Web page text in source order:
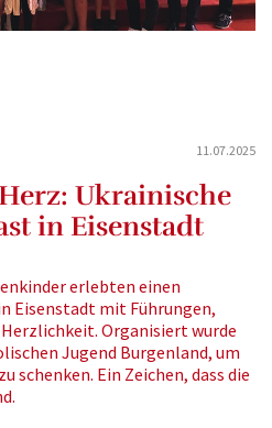
11.07.2025
Ukrainische
in Eisenstadt
erlebten einen
Eisenstadt mit Führungen,
Organisiert wurde
Jugend Burgenland, um
schenken. Ein Zeichen, dass die